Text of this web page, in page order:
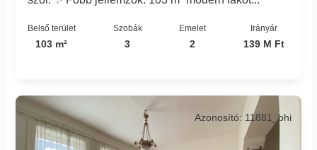
Belső terület
103 m²
Szobák
3
Emelet
2
Irányár
139 M Ft
Azonosító: 11881_bhi